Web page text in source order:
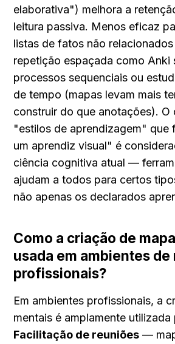
elaborativa") melhora a
leitura passiva. Menos eficaz
listas de fatos não
repetição espaçada como Anki
processos sequenciais ou
de tempo (mapas levam mais
construir do que anotações). O
"estilos de aprendizagem" que
um aprendiz visual" é
ciência cognitiva atual —
ajudam a todos para certos
não apenas os declarados
Como a criação de
usada em ambientes
profissionais?
Em ambientes profissionais, a
Facilitação de reuniões —